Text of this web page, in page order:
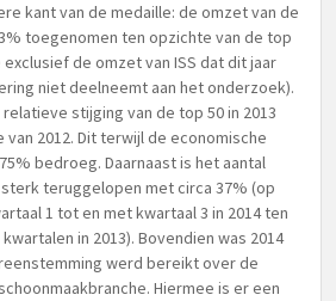
kant van de medaille: de omzet van de
toegenomen ten opzichte van de top
de omzet van ISS dat dit jaar
niet deelneemt aan het onderzoek).
stijging van de top 50 in 2013
2012. Dit terwijl de economische
bedroeg. Daarnaast is het aantal
teruggelopen met circa 37% (op
1 tot en met kwartaal 3 in 2014 ten
in 2013). Bovendien was 2014
werd bereikt over de
Hiermee is er een